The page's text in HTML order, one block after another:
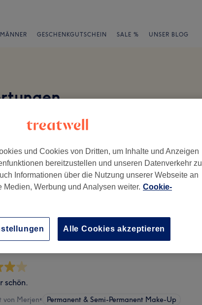
MÄNNER GESCHENKGUTSCHEIN SALE % UNSER BLOG
schön.
von Merjen• Permanent & Semi-Permanent Make-Up
und Cookies von Dritten, um Inhalte und Anzeigen
bereitzustellen und unseren Datenverkehr zu
Informationen über die Nutzung unserer Webseite an
Medien, Werbung und Analysen weiter. Cookie-
Alle Cookies akzeptieren